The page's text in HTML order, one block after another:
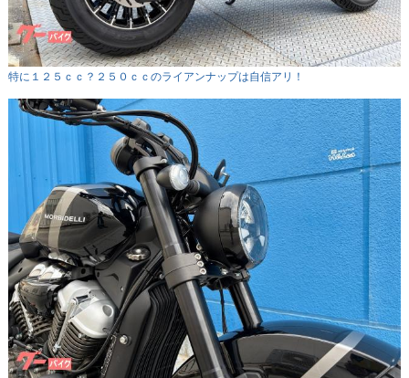
特に１２５ｃｃ？２５０ｃｃのライアンナップは自信アリ！